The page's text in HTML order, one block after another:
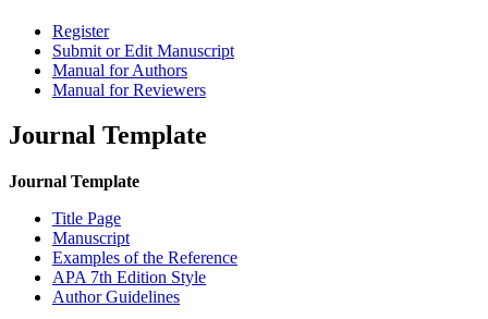
Register
Submit or Edit Manuscript
Manual for Authors
Manual for Reviewers
Journal Template
Journal Template
Title Page
Manuscript
Examples of the Reference
APA 7th Edition Style
Author Guidelines